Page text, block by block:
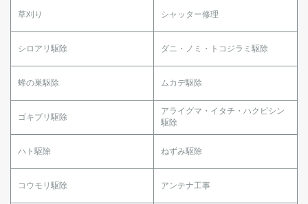
草刈り シャッター修理
シロアリ駆除 ダニ・ノミ・トコジラミ駆除
蜂の巣駆除 ムカデ駆除
ゴキブリ駆除
アライグマ・イタチ・ハクビシン
駆除
ハト駆除 ねずみ駆除
コウモリ駆除 アンテナ工事